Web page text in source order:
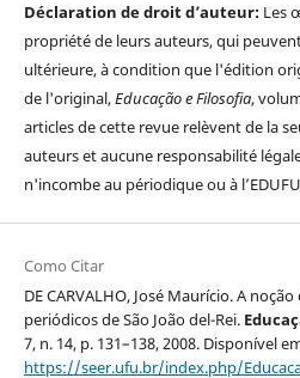
Déclaration de droit d’auteur: Les
propriété de leurs auteurs, qui
ultérieure, à condition que l'édition
de l'original,Educação e Filosofia,
articles de cette revue relèvent de la
auteurs et aucune responsabilité
n'incombe au périodique ou à
Como Citar
DE CARVALHO, José Maurício. A
periódicos de São João del-Rei.
7, n. 14, p. 131–138, 2008. Disponível
https://seer.ufu.br/index.php/